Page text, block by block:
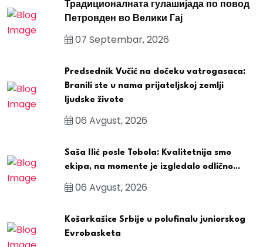
Традиционалната гулашијада по повод
Петровден во Велики Гај
07 Septembar, 2026
Predsednik Vučić na dočeku vatrogasaca:
Branili ste u nama prijateljskoj zemlji
ljudske živote
06 Avgust, 2026
Saša Ilić posle Tobola: Kvalitetnija smo
ekipa, na momente je izgledalo odlično...
06 Avgust, 2026
Košarkašice Srbije u polufinalu juniorskog
Evrobasketa